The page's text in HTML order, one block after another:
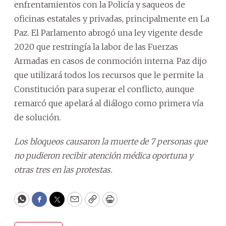
enfrentamientos con la Policía y saqueos de
oficinas estatales y privadas, principalmente en La
Paz. El Parlamento abrogó una ley vigente desde
2020 que restringía la labor de las Fuerzas
Armadas en casos de conmoción interna. Paz dijo
que utilizará todos los recursos que le permite la
Constitución para superar el conflicto, aunque
remarcó que apelará al diálogo como primera vía
de solución.
Los bloqueos causaron la muerte de 7 personas que
no pudieron recibir atención médica oportuna y
otras tres en las protestas.
WhatsApp
Facebook
Twitter
EmailCopyPrint